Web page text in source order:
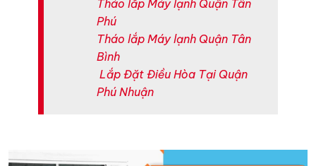
Tháo lắp Máy lạnh Quận Tân
Phú
Tháo lắp Máy lạnh Quận Tân
Bình
Lắp Đặt Điều Hòa Tại Quận
Phú Nhuận